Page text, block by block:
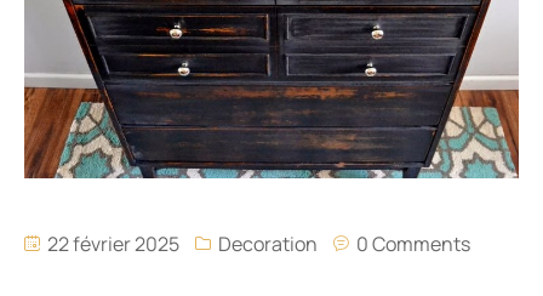
22 février 2025 Decoration 0 Comments